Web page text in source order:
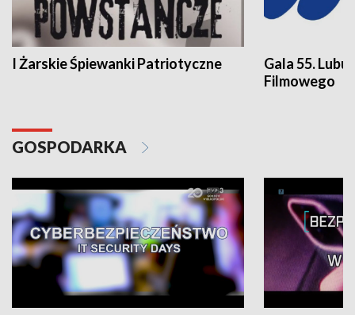
I Żarskie Śpiewanki Patriotyczne
Gala 55.
Filmowego
GOSPODARKA